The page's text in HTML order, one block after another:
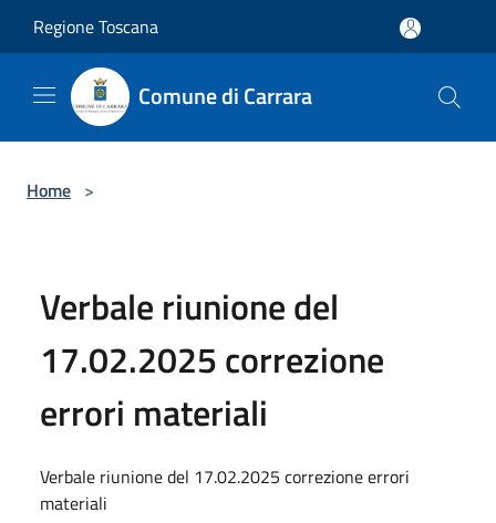
Regione Toscana
Comune di Carrara
Home >
Verbale riunione del
17.02.2025 correzione
errori materiali
Verbale riunione del 17.02.2025 correzione errori
materiali